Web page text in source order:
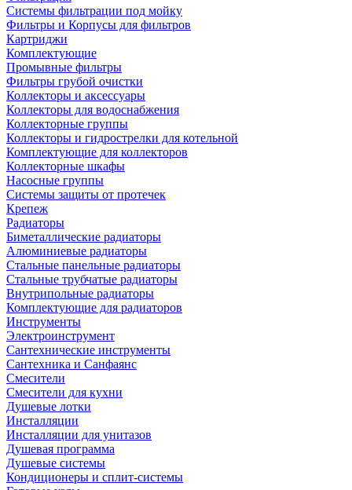
Системы фильтрации под мойку
Фильтры и Корпусы для фильтров
Картриджи
Комплектующие
Промывные фильтры
Фильтры грубой очистки
Коллекторы и аксессуары
Коллекторы для водоснабжения
Коллекторные группы
Коллекторы и гидрострелки для котельной
Комплектующие для коллекторов
Коллекторные шкафы
Насосные группы
Системы защиты от протечек
Крепеж
Радиаторы
Биметаллические радиаторы
Алюминиевые радиаторы
Стальные панельные радиаторы
Стальные трубчатые радиаторы
Внутрипольные радиаторы
Комплектующие для радиаторов
Инструменты
Электроинструмент
Сантехнические инструменты
Сантехника и Санфаянс
Смесители
Смесители для кухни
Душевые лотки
Инсталляции
Инсталляции для унитазов
Душевая программа
Душевые системы
Кондиционеры и сплит-системы